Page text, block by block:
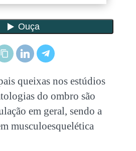
queixas nos estúdios
do ombro são
em geral, sendo a
musculoesquelética